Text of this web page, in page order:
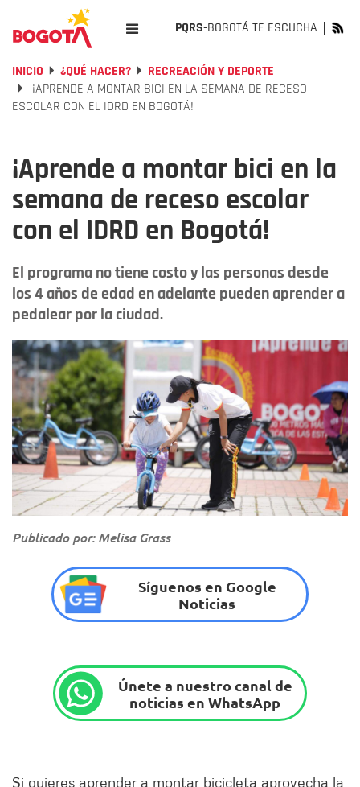
PQRS-BOGOTÁ TE ESCUCHA
INICIO ¿QUÉ HACER?
RECREACIÓN Y DEPORTE
¡APRENDE A MONTAR BICI EN LA SEMANA DE RECESO
ESCOLAR CON EL IDRD EN BOGOTÁ!
¡Aprende a montar bici en la
semana de receso escolar
con el IDRD en Bogotá!
El programa no tiene costo y las personas desde
los 4 años de edad en adelante pueden aprender a
pedalear por la ciudad.
Publicado por: Melisa Grass
Síguenos en Google
Noticias
Únete a nuestro canal de
noticias en WhatsApp
Si quieres aprender a montar bicicleta aprovecha la